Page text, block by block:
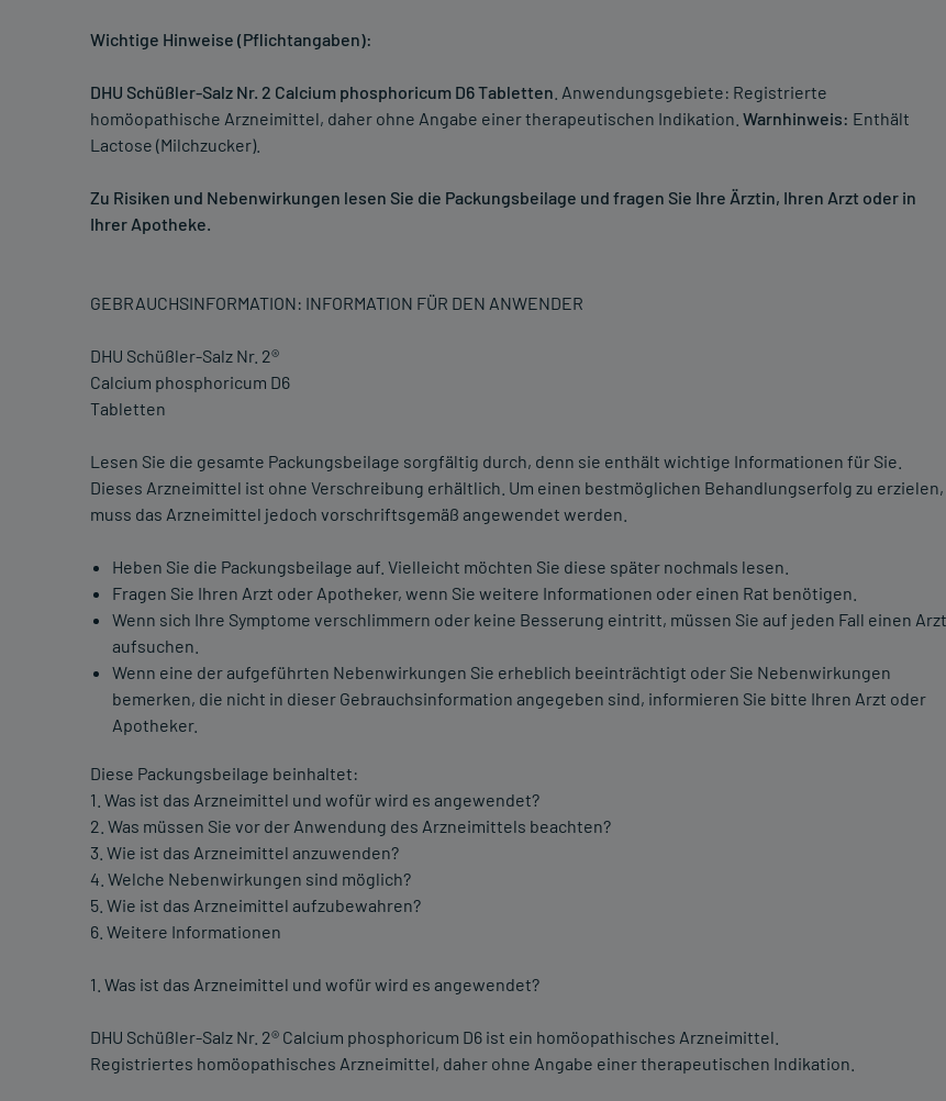
Wichtige Hinweise (Pflichtangaben):
DHU Schüßler-Salz Nr. 2 Calcium phosphoricum D6 Tabletten . Anwendungsgebiete: Registrierte
homöopathische Arzneimittel, daher ohne Angabe einer therapeutischen Indikation. Warnhinweis: Enthält
Lactose (Milchzucker).
Zu Risiken und Nebenwirkungen lesen Sie die Packungsbeilage und fragen Sie Ihre Ärztin, Ihren Arzt oder in
Ihrer Apotheke.
GEBRAUCHSINFORMATION: INFORMATION FÜR DEN ANWENDER
DHU Schüßler-Salz Nr. 2®
Calcium phosphoricum D6
Tabletten
Lesen Sie die gesamte Packungsbeilage sorgfältig durch, denn sie enthält wichtige Informationen für Sie.
Dieses Arzneimittel ist ohne Verschreibung erhältlich. Um einen bestmöglichen Behandlungserfolg zu erzielen,
muss das Arzneimittel jedoch vorschriftsgemäß angewendet werden.
Heben Sie die Packungsbeilage auf. Vielleicht möchten Sie diese später nochmals lesen.
Fragen Sie Ihren Arzt oder Apotheker, wenn Sie weitere Informationen oder einen Rat benötigen.
Wenn sich Ihre Symptome verschlimmern oder keine Besserung eintritt, müssen Sie auf jeden Fall einen Arzt
aufsuchen.
Wenn eine der aufgeführten Nebenwirkungen Sie erheblich beeinträchtigt oder Sie Nebenwirkungen
bemerken, die nicht in dieser Gebrauchsinformation angegeben sind, informieren Sie bitte Ihren Arzt oder
Apotheker.
Diese Packungsbeilage beinhaltet:
1. Was ist das Arzneimittel und wofür wird es angewendet?
2. Was müssen Sie vor der Anwendung des Arzneimittels beachten?
3. Wie ist das Arzneimittel anzuwenden?
4. Welche Nebenwirkungen sind möglich?
5. Wie ist das Arzneimittel aufzubewahren?
6. Weitere Informationen
1. Was ist das Arzneimittel und wofür wird es angewendet?
DHU Schüßler-Salz Nr. 2® Calcium phosphoricum D6 ist ein homöopathisches Arzneimittel.
Registriertes homöopathisches Arzneimittel, daher ohne Angabe einer therapeutischen Indikation.